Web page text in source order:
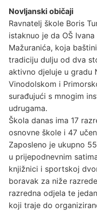
Novljanski običaji
Ravnatelj škole Boris
istaknuo je da OŠ Ivana
Mažuranića, koja baštini
tradiciju dulju od dva
aktivno djeluje u gradu
Vinodolskom i
surađujući s mnogim
udrugama.
Škola danas ima 17
osnovne škole i 47
Zaposleno je ukupno
u prijepodnevnim
knjižnici i sportskoj
boravak za niže
razredna odjela te
koji traje do